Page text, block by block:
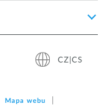
CZ|CS
Mapa webu